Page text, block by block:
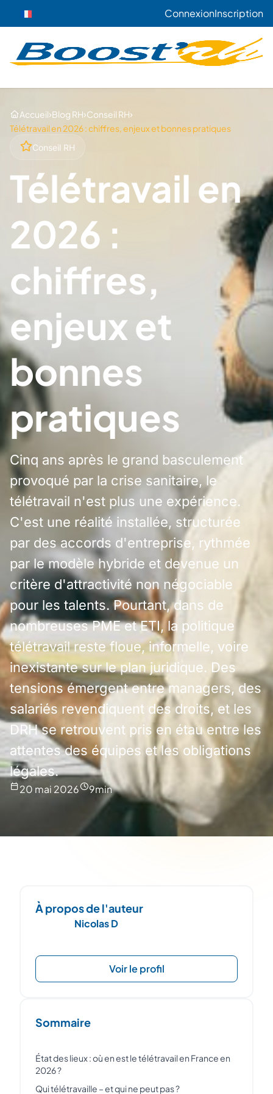
ConnexionInscription
Accueil›Blog RH›Conseil RH›
Télétravail en 2026 : chiffres, enjeux et bonnes pratiques
Conseil RH
Télétravail en
2026 :
chiffres,
enjeux et
bonnes
pratiques
Cinq ans après le grand basculement
provoqué par la crise sanitaire, le
télétravail n'est plus une expérience.
C'est une réalité installée, structurée
par des accords d'entreprise, rythmée
par le modèle hybride et devenue un
critère d'attractivité non négociable
pour les talents. Pourtant, dans de
nombreuses PME et ETI, la politique
télétravail reste floue, informelle, voire
inexistante sur le plan juridique. Des
tensions émergent entre managers, des
salariés revendiquent des droits, et les
DRH se retrouvent pris en étau entre les
attentes des équipes et les obligations
légales.
20 mai 2026 9min
À propos de l'auteur
Nicolas D
Voir le profil
Sommaire
État des lieux : où en est le télétravail en France en
2026 ?
Qui télétravaille – et qui ne peut pas ?